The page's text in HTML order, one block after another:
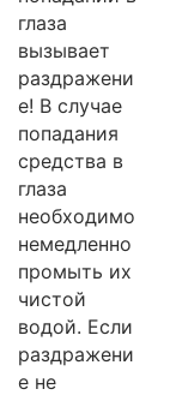
глаза
вызывает
раздражени
е! В случае
попадания
средства в
глаза
необходимо
немедленно
промыть их
чистой
водой. Если
раздражени
е не